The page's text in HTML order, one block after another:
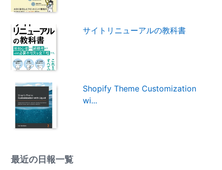
サイトリニューアルの教科書
Shopify Theme Customization
wi...
最近の日報一覧